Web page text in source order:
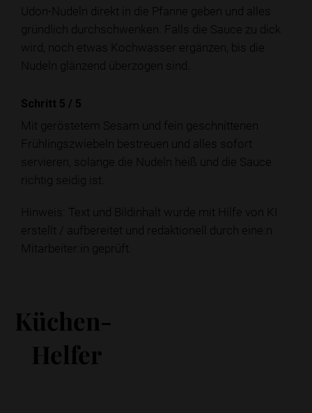
Udon-Nudeln direkt in die Pfanne geben und alles
gründlich durchschwenken. Falls die Sauce zu dick
wird, noch etwas Kochwasser ergänzen, bis die
Nudeln glänzend überzogen sind.
Schritt 5 / 5
Mit geröstetem Sesam und fein geschnittenen
Frühlingszwiebeln bestreuen und alles sofort
servieren, solange die Nudeln heiß und die Sauce
richtig seidig ist.
Hinweis: Text und Bildinhalt wurde mit Hilfe von KI
erstellt / aufbereitet und redaktionell durch eine:n
Mitarbeiter:in geprüft.
Küchen-
Helfer